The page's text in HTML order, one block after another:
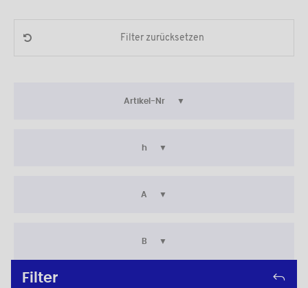
Filter zurücksetzen
Artikel-Nr
h
A
B
Filter